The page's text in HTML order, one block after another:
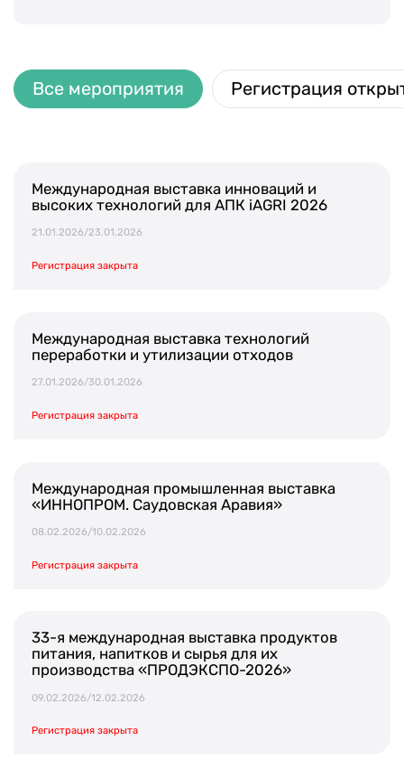
8 (800) 350 24 74
Получить консультацию
Все мероприятия Регистрация
Международная выставка инноваций и
высоких технологий для АПК iAGRI 2026
21.01.2026/23.01.2026
Регистрация закрыта
Международная выставка технологий
переработки и утилизации отходов
27.01.2026/30.01.2026
Регистрация закрыта
Международная промышленная выставка
«ИННОПРОМ. Саудовская Аравия»
08.02.2026/10.02.2026
Регистрация закрыта
33-я международная выставка продуктов
питания, напитков и сырья для их
производства «ПРОДЭКСПО-2026»
09.02.2026/12.02.2026
Регистрация закрыта